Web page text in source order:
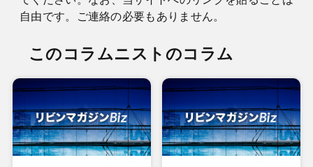
自由です。ご連絡の必要もありません。
このコラムニストのコラム